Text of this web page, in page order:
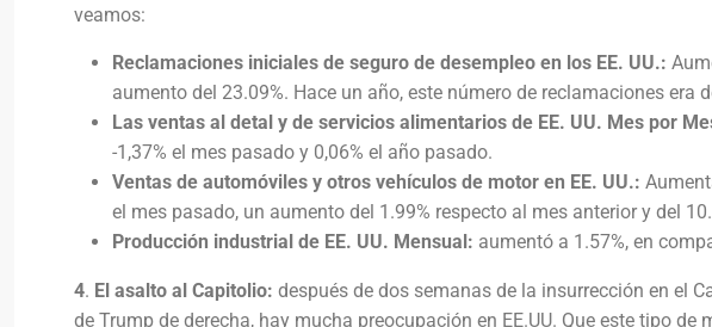
veamos:
Reclamaciones iniciales de seguro de desempleo en los EE. UU.:
aumento del 23.09%. Hace un año, este número de reclamaciones era
Las ventas al detal y de servicios alimentarios de EE. UU. Mes por
-1,37% el mes pasado y 0,06% el año pasado.
Ventas de automóviles y otros vehículos de motor en EE. UU.:
el mes pasado, un aumento del 1.99% respecto al mes anterior y del
Producción industrial de EE. UU. Mensual: aumentó a 1.57%, en
4. El asalto al Capitolio: después de dos semanas de la insurrección en el
de Trump de derecha, hay mucha preocupación en EE.UU. Que este tipo